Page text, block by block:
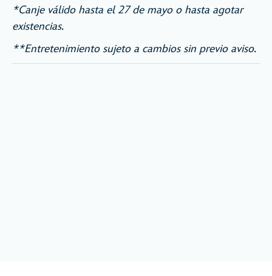
*Canje válido hasta el 27 de mayo o hasta agotar
existencias.
**Entretenimiento sujeto a cambios sin previo aviso.